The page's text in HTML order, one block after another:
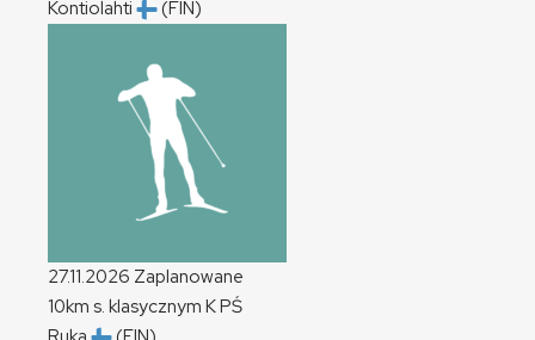
Kontiolahti
(FIN)
27.11.2026 Zaplanowane
10km s. klasycznym KPŚ